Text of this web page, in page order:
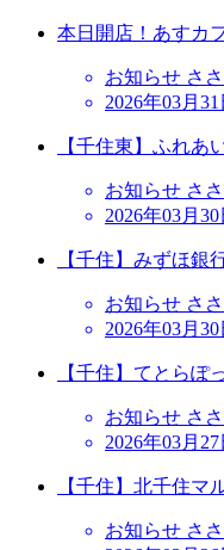
本日開店！あすカ
お知らせ さ
2026年03月31
【千住東】ふれあ
お知らせ さ
2026年03月30
【千住】みずほ銀
お知らせ さ
2026年03月30
【千住】てとらぽ
お知らせ さ
2026年03月27
【千住】北千住マ
お知らせ さ